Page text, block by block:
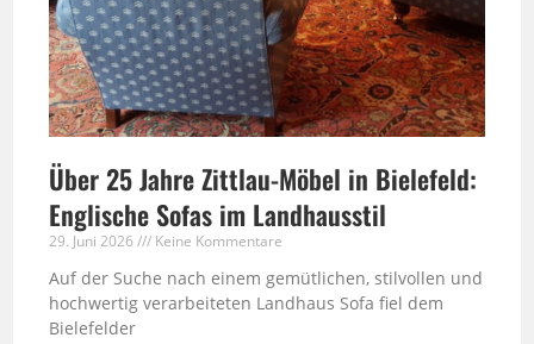
Über 25 Jahre Zittlau-Möbel in Bielefeld:
Englische Sofas im Landhausstil
29. Juni 2026 Keine Kommentare
Auf der Suche nach einem gemütlichen, stilvollen und
hochwertig verarbeiteten Landhaus Sofa fiel dem
Bielefelder